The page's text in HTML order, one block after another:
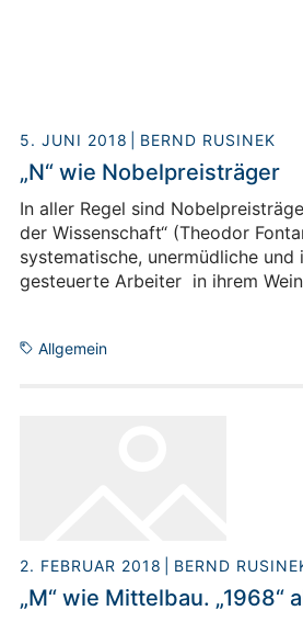
5. JUNI 2018 BERND RUSINEK
„N“ wie Nobelpreisträger
In aller Regel sind
der Wissenschaft“ (Theodor
systematische, unermüdliche und
gesteuerte Arbeiter in ihrem
auf charismatische Attitüden.
Allgemein
2. FEBRUAR 2018 BERND
„M“ wie Mittelbau. „1968“